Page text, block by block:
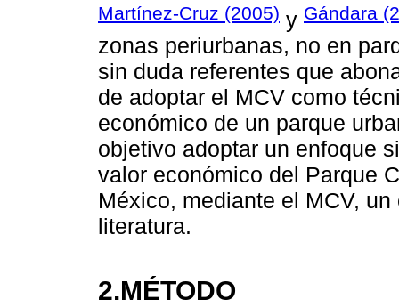
Martínez-Cruz (2005) y Gándara
zonas periurbanas, no en
sin duda referentes que
de adoptar el MCV como
económico de un parque
objetivo adoptar un enfoque
valor económico del Parque
México, mediante el MCV,
literatura.
2.MÉTODO